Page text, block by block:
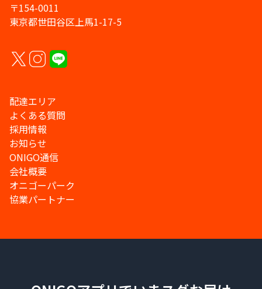
〒154-0011
東京都世田谷区上馬1-17-5
配達エリア
よくある質問
採用情報
お知らせ
ONIGO通信
会社概要
オニゴーパーク
協業パートナー